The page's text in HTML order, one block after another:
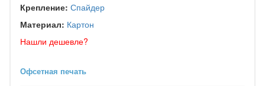
Крепление: Спайдер
Материал: Картон
Нашли дешевле?
Офсетная печать